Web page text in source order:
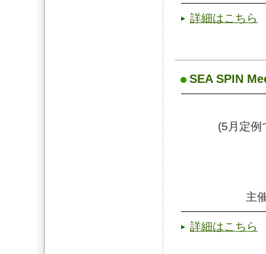
詳細はこちら
SEA SPIN
(5月定例
主
詳細はこちら